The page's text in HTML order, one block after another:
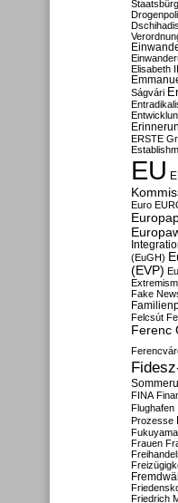
Elisabeth II.
Ságvári
ERSTE
EU
Euro
(EuGH)
(EVP)
Fake
Felcsút
Ferenc
FINA
Flughafen
Prozesse
Fukuyama
Frauen
Friedrich